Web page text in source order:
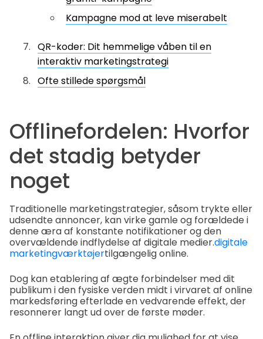
Kampagne mod at leve miserabelt
QR-koder: Dit hemmelige våben til en
interaktiv marketingstrategi
Ofte stillede spørgsmål
Offlinefordelen: Hvorfor
det stadig betyder
noget
Traditionelle marketingstrategier, såsom trykte eller
udsendte annoncer, kan virke gamle og forældede i
denne æra af konstante notifikationer og den
overvældende indflydelse af digitale medier.digitale
marketingværktøjertilgængelig online.
Dog kan etablering af ægte forbindelser med dit
publikum i den fysiske verden midt i virvaret af online
markedsføring efterlade en vedvarende effekt, der
resonnerer langt ud over de første møder.